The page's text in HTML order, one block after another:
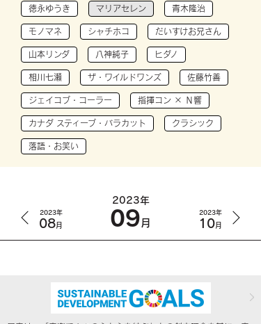
徳永ゆうき マリアセレン 青木隆治
モノマネ シャチホコ だいすけお兄さん
山本リンダ 八神純子 ヒダノ
相川七瀬 ザ・ワイルドワンズ 佐藤竹善
ジェイコブ・コーラー 指揮コン × Ｎ響
カナダ スティーブ・バラカット クラシック
落語・お笑い
2023年
08月
2023年
09月
2023年
10月